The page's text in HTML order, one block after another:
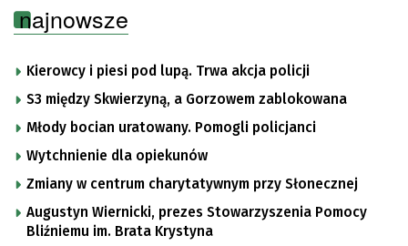
najnowsze
Kierowcy i piesi pod lupą. Trwa akcja policji
S3 między Skwierzyną, a Gorzowem zablokowana
Młody bocian uratowany. Pomogli policjanci
Wytchnienie dla opiekunów
Zmiany w centrum charytatywnym przy Słonecznej
Augustyn Wiernicki, prezes Stowarzyszenia Pomocy
Bliźniemu im. Brata Krystyna